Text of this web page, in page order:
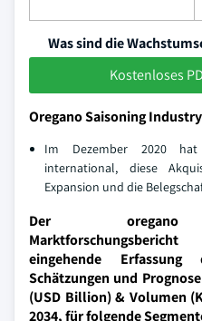
Was sind die
Kostenloses
Oregano Saisoning
Im Dezember 2020 hat
international, diese
Expansion und die
Der oregano
eingehende
Schätzungen und
(USD Billion) & Volumen
2034, für folgende